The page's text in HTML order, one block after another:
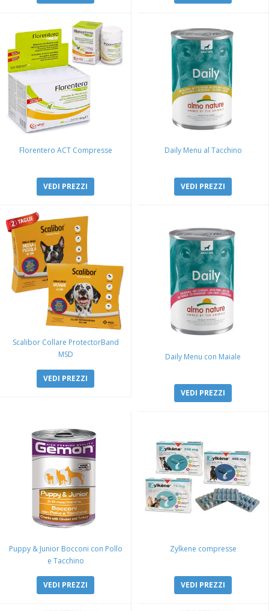
Florentero ACT Compresse
VEDI PREZZI
Daily Menu al Tacchino
VEDI PREZZI
Scalibor Collare ProtectorBand
MSD
VEDI PREZZI
Daily Menu con Maiale
VEDI PREZZI
Puppy & Junior Bocconi con Pollo
e Tacchino
VEDI PREZZI
Zylkene compresse
VEDI PREZZI